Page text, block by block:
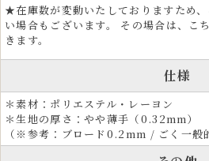
和のインテリア装飾に最適な金
金襴生地は、ファブリックパネル、タペ
装飾など、和モダンなインテリアにも最
用されています。
ホテルや旅館の内装、座布団、クッショ
ても採用され、上質な和空間を演出しま
月、お盆、法事など、季節行事や伝統行
★在庫数が変動いたしておりますため
い場合もございます。 その場合は、こ
きます。
仕様
＊素材：ポリエステル・レーヨン
＊生地の厚さ：やや薄手（0.32mm）
（※参考：ブロード0.2mm / ごく一般